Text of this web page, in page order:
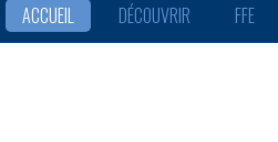
ACCUEIL DÉCOUVRIR FFE